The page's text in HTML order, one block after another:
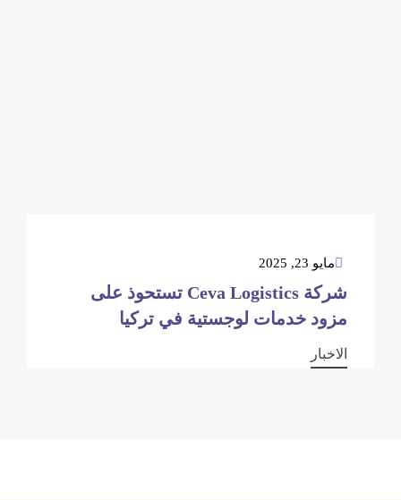
مايو 23, 2025
شركة Ceva Logistics تستحوذ على
مزود خدمات لوجستية في تركيا
الاخبار